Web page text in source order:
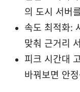
의 도시 서버
속도 최적화:
맞춰 근거리
피크 시간대
바꿔보면 안